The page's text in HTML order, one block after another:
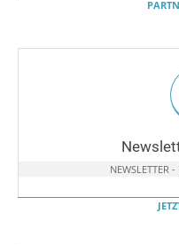
NEWSLETTER